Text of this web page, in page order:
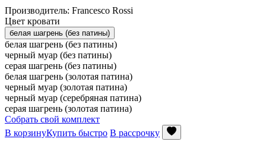
Производитель: Francesco Rossi
Цвет кровати
белая шагрень (без патины)
белая шагрень (без патины)
черный муар (без патины)
серая шагрень (без патины)
белая шагрень (золотая патина)
черный муар (золотая патина)
черный муар (серебряная патина)
серая шагрень (золотая патина)
Собрать свой комплект
В корзинуКупить быстро В рассрочку